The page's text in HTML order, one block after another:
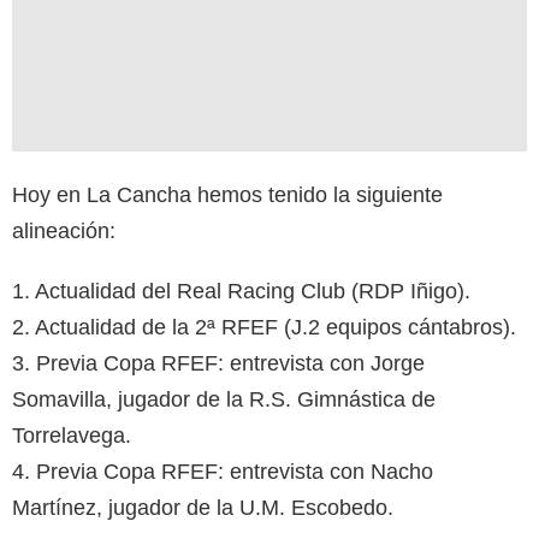
Hoy en La Cancha hemos tenido la siguiente
alineación:
1. Actualidad del Real Racing Club (RDP Iñigo).
2. Actualidad de la 2ª RFEF (J.2 equipos cántabros).
3. Previa Copa RFEF: entrevista con Jorge
Somavilla, jugador de la R.S. Gimnástica de
Torrelavega.
4. Previa Copa RFEF: entrevista con Nacho
Martínez, jugador de la U.M. Escobedo.